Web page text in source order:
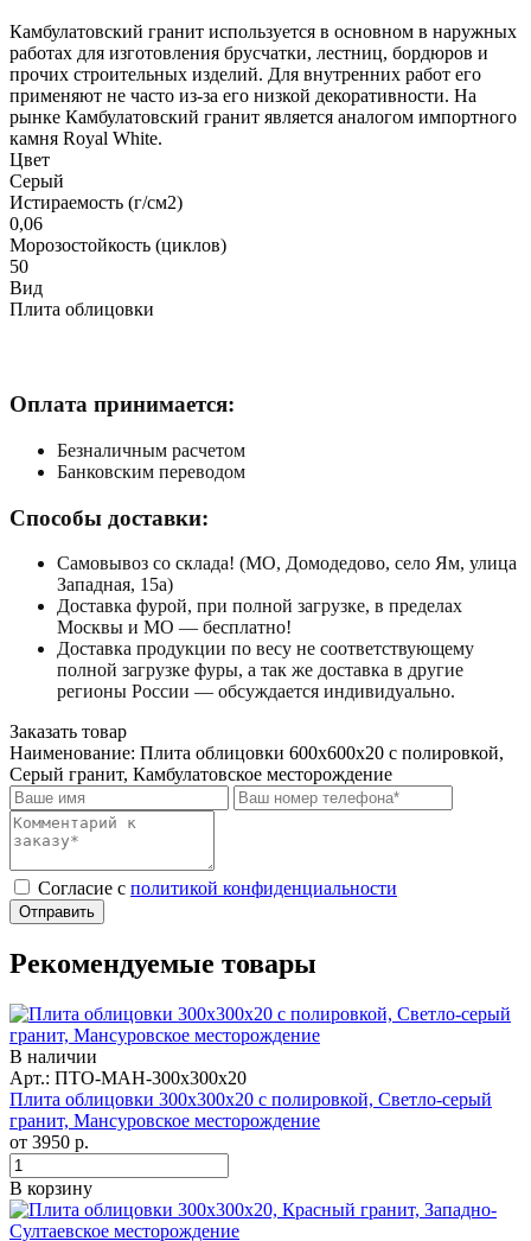
Камбулатовский гранит используется в основном в наружных
работах для изготовления брусчатки, лестниц, бордюров и
прочих строительных изделий. Для внутренних работ его
применяют не часто из-за его низкой декоративности. На
рынке Камбулатовский гранит является аналогом импортного
камня Royal White.
Цвет
Серый
Истираемость (г/см2)
0,06
Морозостойкость (циклов)
50
Вид
Плита облицовки
Оплата принимается:
Безналичным расчетом
Банковским переводом
Способы доставки:
Самовывоз со склада! (МО, Домодедово, село Ям, улица
Западная, 15а)
Доставка фурой, при полной загрузке, в пределах
Москвы и МО — бесплатно!
Доставка продукции по весу не соответствующему
полной загрузке фуры, а так же доставка в другие
регионы России — обсуждается индивидуально.
Заказать товар
Наименование: Плита облицовки 600x600x20 с полировкой,
Серый гранит, Камбулатовское месторождение
Cогласие с политикой конфиденциальности
Отправить
Рекомендуемые товары
В наличии
Арт.: ПТО-МАН-300х300х20
Плита облицовки 300x300x20 с полировкой, Светло-серый
гранит, Мансуровское месторождение
от 3950 р.
В корзину